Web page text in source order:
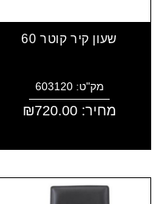
שעון קיר קוטר 60
מק"ט: 603120
מחיר: ₪720.00